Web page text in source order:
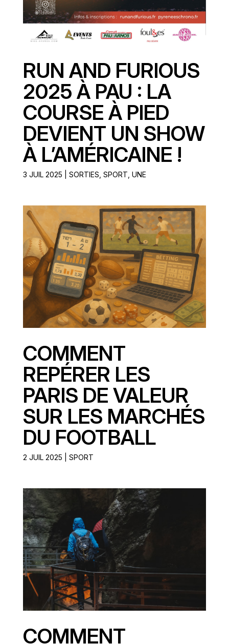
RUN AND FURIOUS
2025 À PAU : LA
COURSE À PIED
DEVIENT UN SHOW
À L’AMÉRICAINE !
3 JUIL 2025 SORTIES SPORT UNE
COMMENT
REPÉRER LES
PARIS DE VALEUR
SUR LES MARCHÉS
DU FOOTBALL
2 JUIL 2025 SPORT
COMMENT